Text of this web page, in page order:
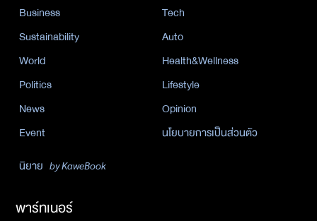
Business
Tech
Sustainability
Auto
World
Health&Wellness
Politics
Lifestyle
News
Opinion
Event
นโยบายการเป็นส่วนตัว
นิยาย by KaweBook
พาร์ทเนอร์